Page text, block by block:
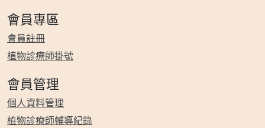
會員專區
會員註冊
植物診療師掛號
會員管理
個人資料管理
植物診療師輔導紀錄